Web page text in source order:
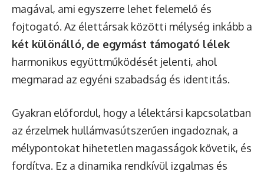
magával, ami egyszerre lehet felemelő és
fojtogató. Az élettársak közötti mélység inkább a
két különálló, de egymást támogató lélek
harmonikus együttműködését jelenti, ahol
megmarad az egyéni szabadság és identitás.
Gyakran előfordul, hogy a lélektársi kapcsolatban
az érzelmek hullámvasútszerűen ingadoznak, a
mélypontokat hihetetlen magasságok követik, és
fordítva. Ez a dinamika rendkívül izgalmas és